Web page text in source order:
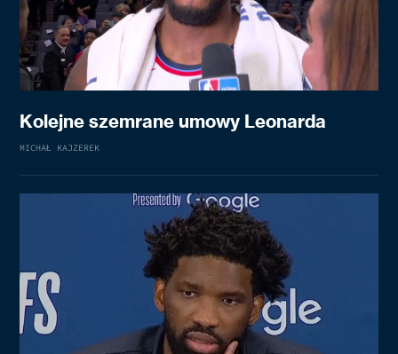
Kolejne szemrane umowy Leonarda
MICHAŁ KAJZEREK